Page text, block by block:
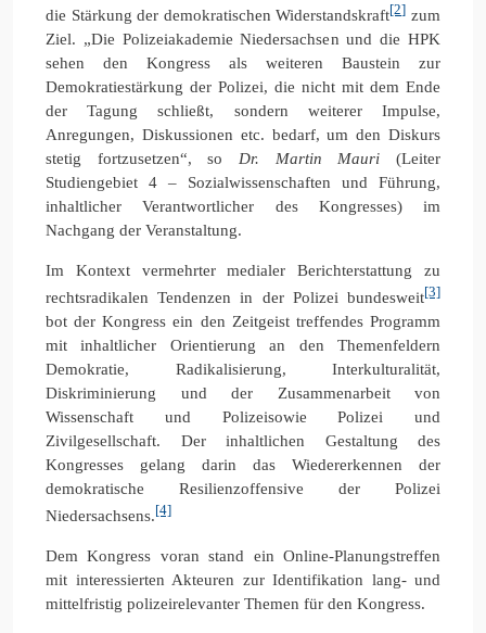
die Stärkung der demokratischen Widerstandskraft[2] zum
Ziel. „Die Polizeiakademie Niedersachsen und die HPK
sehen den Kongress als weiteren Baustein zur
Demokratiestärkung der Polizei, die nicht mit dem Ende
der Tagung schließt, sondern weiterer Impulse,
Anregungen, Diskussionen etc. bedarf, um den Diskurs
stetig fortzusetzen“, so Dr. Martin Mauri (Leiter
Studiengebiet 4 – Sozialwissenschaften und Führung,
inhaltlicher Verantwortlicher des Kongresses) im
Nachgang der Veranstaltung.
Im Kontext vermehrter medialer Berichterstattung zu
rechtsradikalen Tendenzen in der Polizei bundesweit[3]
bot der Kongress ein den Zeitgeist treffendes Programm
mit inhaltlicher Orientierung an den Themenfeldern
Demokratie, Radikalisierung, Interkulturalität,
Diskriminierung und der Zusammenarbeit von
Wissenschaft und Polizeisowie Polizei und
Zivilgesellschaft. Der inhaltlichen Gestaltung des
Kongresses gelang darin das Wiedererkennen der
demokratische Resilienzoffensive der Polizei
Niedersachsens.[4]
Dem Kongress voran stand ein Online-Planungstreffen
mit interessierten Akteuren zur Identifikation lang- und
mittelfristig polizeirelevanter Themen für den Kongress.